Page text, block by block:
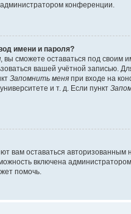
конференции.
имени и пароля?
, вы сможете оставаться под своим
вашей учётной записью.
Запомнить меня при входе на
и т. д. Если пункт
вам оставаться
включена
помочь.